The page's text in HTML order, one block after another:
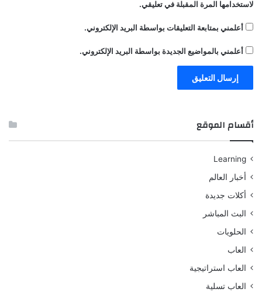
لاستخدامها المرة المقبلة في تعليقي.
أعلمني بمتابعة التعليقات بواسطة البريد الإلكتروني.
أعلمني بالمواضيع الجديدة بواسطة البريد الإلكتروني.
أقسام الموقع
Learning
أخبار العالم
أكلات جديدة
البث المباشر
الحلويات
العاب
العاب استراتيجية
العاب تسلية